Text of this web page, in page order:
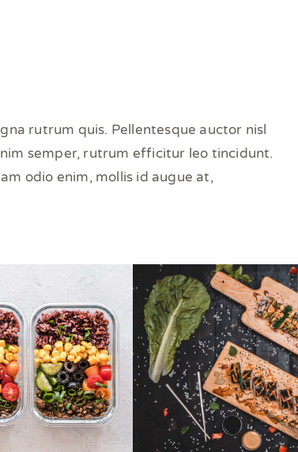
rutrum quis. Pellentesque auctor nisl
semper, rutrum efficitur leo tincidunt.
odio enim, mollis id augue at,